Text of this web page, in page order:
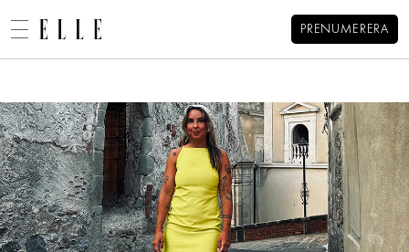
PRENUMERERA
BEAUTY
DECORATION
MAT & VIN
VIDEO
Alexandra Pizzonis blogg MENY
HEM
OM ALEXANDRA
ARKIV
KONTAKT